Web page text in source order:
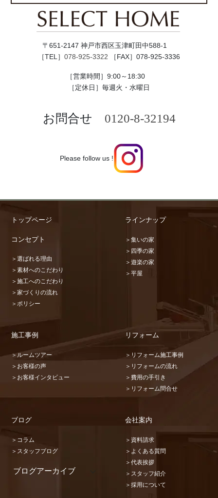
〒651-2147 神戸市西区玉津町田中588-1
［TEL］ 078-925-3322 ［FAX］078-925-3336
［営業時間］9:00～18:30
［定休日］毎週火・水曜日
お問合せ 0120-8-32194
Please follow us !
トップページ
コンセプト
＞選ばれる理由
＞素材へのこだわり
＞施工へのこだわり
＞家づくりの流れ
＞ポリシー
ラインナップ
＞集いの家
＞四季の家
＞遊楽の家
＞平屋
施工事例
＞ルームツアー
＞お客様の声
＞お客様インタビュー
リフォーム
＞リフォーム施工事例
＞リフォームの流れ
＞費用の手引き
＞リフォーム問合せ
ブログ
＞コラム
＞スタッフブログ
ブログアーカイブ
会社案内
＞資料請求
＞よくある質問
＞代表挨拶
＞スタッフ紹介
＞採用について